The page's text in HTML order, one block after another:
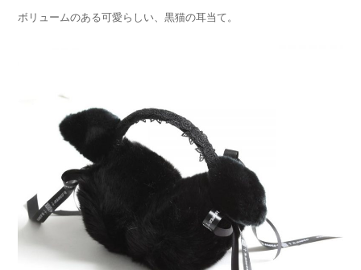
ボリュームのある可愛らしい、黒猫の耳当て。